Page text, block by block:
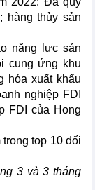
hàng thủy sản
năng lực sản
cung ứng khu
hóa xuất khẩu
nghiệp FDI
FDI của Hong
top 10 đối
3 và 3 tháng